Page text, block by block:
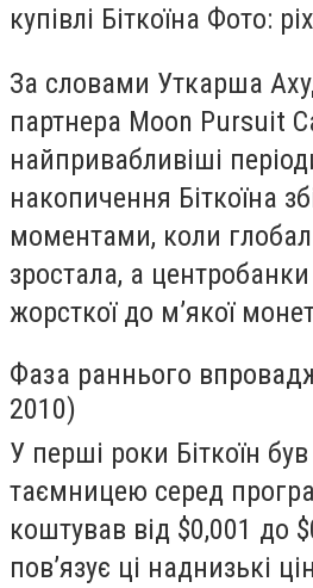
купівлі Біткоїна Фото:
За словами Уткарша
партнера Moon Pursuit
найпривабливіші
накопичення Біткоїна
моментами, коли
зростала, а
жорсткої до м’якої
Фаза раннього
2010)
У перші роки Біткоїн
таємницею серед
коштував від $0,001 до
пов’язує ці наднизькі